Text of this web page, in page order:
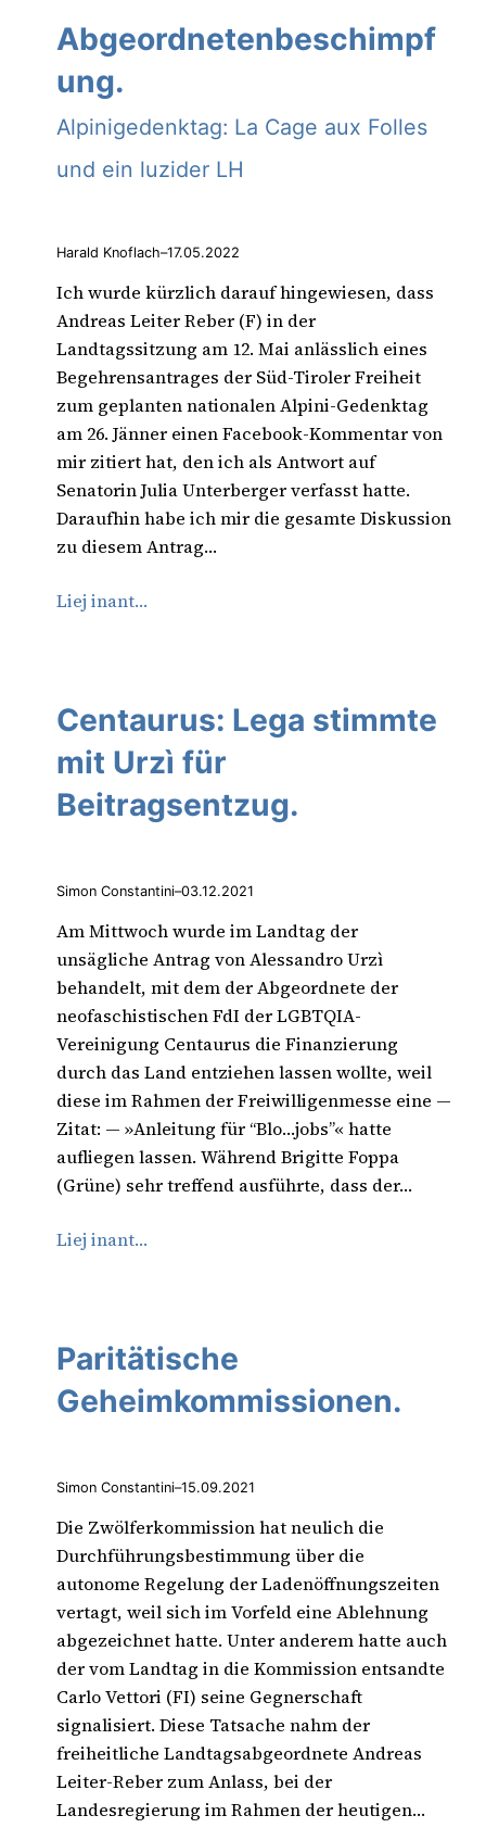
Abgeordnetenbeschimpf
ung.
Alpinigedenktag: La Cage aux Folles
und ein luzider LH
Harald Knoflach–17.05.2022
Ich wurde kürzlich darauf hingewiesen, dass
Andreas Leiter Reber (F) in der
Landtagssitzung am 12. Mai anlässlich eines
Begehrensantrages der Süd-Tiroler Freiheit
zum geplanten nationalen Alpini-Gedenktag
am 26. Jänner einen Facebook-Kommentar von
mir zitiert hat, den ich als Antwort auf
Senatorin Julia Unterberger verfasst hatte.
Daraufhin habe ich mir die gesamte Diskussion
zu diesem Antrag…
Liej inant…
Centaurus: Lega stimmte
mit Urzì für
Beitragsentzug.
Simon Constantini–03.12.2021
Am Mittwoch wurde im Landtag der
unsägliche Antrag von Alessandro Urzì
behandelt, mit dem der Abgeordnete der
neofaschistischen FdI der LGBTQIA-
Vereinigung Centaurus die Finanzierung
durch das Land entziehen lassen wollte, weil
diese im Rahmen der Freiwilligenmesse eine —
Zitat: — »Anleitung für “Blo…jobs”« hatte
aufliegen lassen. Während Brigitte Foppa
(Grüne) sehr treffend ausführte, dass der…
Liej inant…
Paritätische
Geheimkommissionen.
Simon Constantini–15.09.2021
Die Zwölferkommission hat neulich die
Durchführungsbestimmung über die
autonome Regelung der Ladenöffnungszeiten
vertagt, weil sich im Vorfeld eine Ablehnung
abgezeichnet hatte. Unter anderem hatte auch
der vom Landtag in die Kommission entsandte
Carlo Vettori (FI) seine Gegnerschaft
signalisiert. Diese Tatsache nahm der
freiheitliche Landtagsabgeordnete Andreas
Leiter-Reber zum Anlass, bei der
Landesregierung im Rahmen der heutigen…